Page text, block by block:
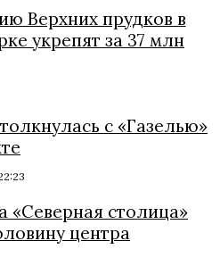
Верхних прудков в
укрепят за 37 млн
с «Газелью»
«Северная столица»
центра